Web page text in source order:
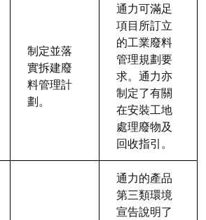
制定並落
實拆建廢
料管理計
劃。
通力可滿足
項目所訂立
的工業廢料
管理規劃要
求。通力亦
制定了有關
在安裝工地
處理廢物及
回收指引。
通力的產品
第三類環境
宣告說明了